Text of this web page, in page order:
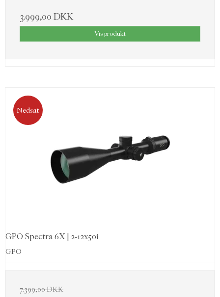
3.999,00 DKK
Vis produkt
Nedsat
GPO Spectra 6X | 2-12x50i
GPO
7.399,00 DKK